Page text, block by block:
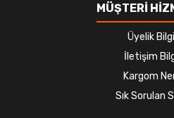
MÜŞTERİ
Üyelik
İletişim
Kargom
Sık Sorulan